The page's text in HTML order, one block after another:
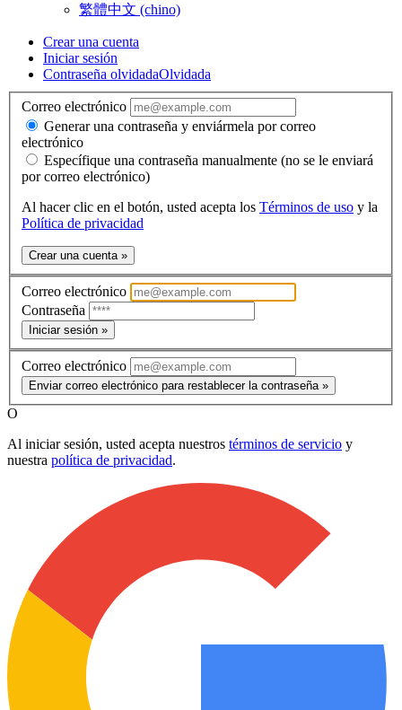
繁體中文 (chino)
Crear una cuenta
Iniciar sesión
Contraseña olvidadaOlvidada
Correo electrónico
Generar una contraseña y enviármela por correo
electrónico
Específique una contraseña manualmente (no se le enviará
por correo electrónico)
Al hacer clic en el botón, usted acepta los Términos de uso y la
Política de privacidad
Crear una cuenta »
Correo electrónico
Contraseña
Iniciar sesión »
Correo electrónico
Enviar correo electrónico para restablecer la contraseña »
O
Al iniciar sesión, usted acepta nuestros términos de servicio y
nuestra política de privacidad.